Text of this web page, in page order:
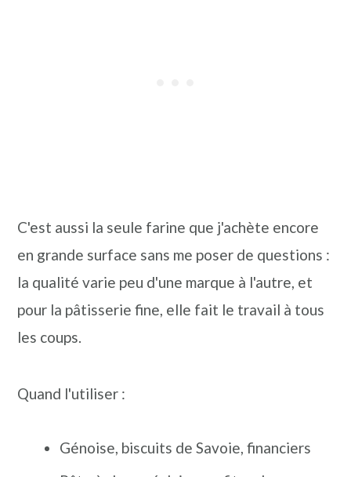
C'est aussi la seule farine que j'achète encore
en grande surface sans me poser de questions :
la qualité varie peu d'une marque à l'autre, et
pour la pâtisserie fine, elle fait le travail à tous
les coups.
Quand l'utiliser :
Génoise, biscuits de Savoie, financiers